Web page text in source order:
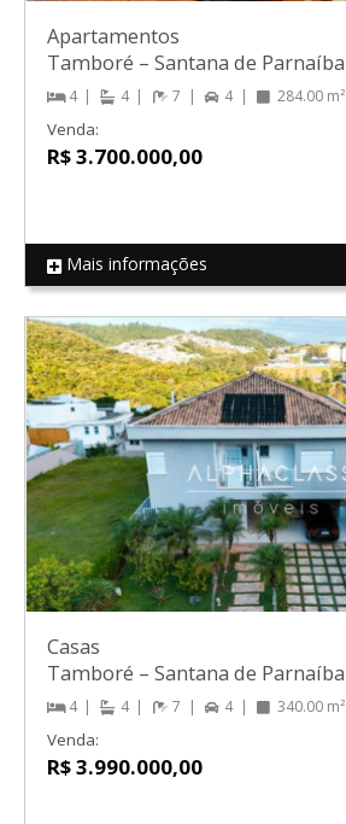
REF 19413
Apartamentos
Tamboré – Santana de Parnaíba
4 4 7 4 284.00 m²
Venda:
R$ 3.700.000,00
Mais informações
Casas
Tamboré – Santana de Parnaíba
4 4 7 4 340.00 m²
Venda:
R$ 3.990.000,00